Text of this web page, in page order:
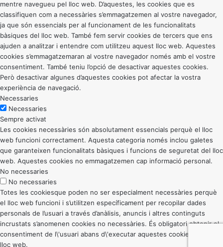
mentre navegueu pel lloc web. D’aquestes, les cookies que es
classifiquen com a necessàries s’emmagatzemen al vostre navegador,
ja que són essencials per al funcionament de les funcionalitats
bàsiques del lloc web. També fem servir cookies de tercers que ens
ajuden a analitzar i entendre com utilitzeu aquest lloc web. Aquestes
cookies s’emmagatzemaran al vostre navegador només amb el vostre
consentiment. També teniu l’opció de desactivar aquestes cookies.
Però desactivar algunes d’aquestes cookies pot afectar la vostra
experiència de navegació.
Necessaries
Necessaries
Sempre activat
Les cookies necessàries són absolutament essencials perquè el lloc
web funcioni correctament. Aquesta categoria només inclou galetes
que garanteixen funcionalitats bàsiques i funcions de seguretat del lloc
web. Aquestes cookies no emmagatzemen cap informació personal.
No necessaries
No necessaries
Totes les cookiesque poden no ser especialment necessàries perquè
el lloc web funcioni i s’utilitzen específicament per recopilar dades
personals de l’usuari a través d’anàlisis, anuncis i altres continguts
incrustats s’anomenen cookies no necessàries. És obligatori obtenir el
consentiment de l\'usuari abans d\'executar aquestes cookies al vostre
lloc web.